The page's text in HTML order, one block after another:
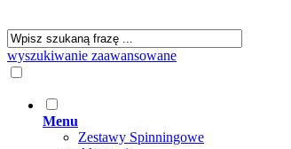
wyszukiwanie zaawansowane
Menu
Zestawy Spinningowe